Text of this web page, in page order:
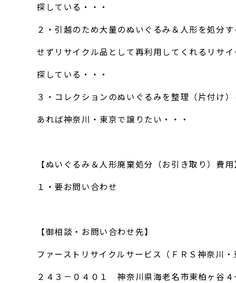
探している・・・
２・引越のため大量のぬいぐるみ＆人形を処分
せずリサイクル品として再利用してくれるリサ
探している・・・
３・コレクションのぬいぐるみを整理（片付け
あれば神奈川・東京で譲りたい・・・
【ぬいぐるみ＆人形廃棄処分（お引き取り）費用
１・要お問い合わせ
【御相談・お問い合わせ先】
ファーストリサイクルサービス（ＦＲＳ神奈川・
２４３－０４０１ 神奈川県海老名市東柏ヶ谷４